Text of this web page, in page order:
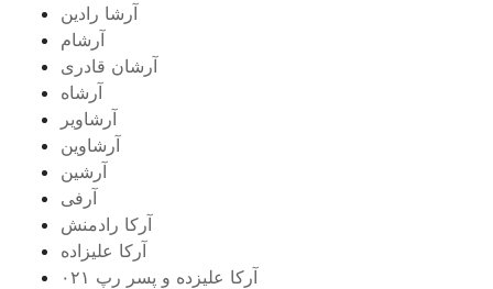
آرشا رادین
آرشام
آرشان قادری
آرشاه
آرشاویر
آرشاوین
آرشین
آرفی
آرکا رادمنش
آرکا علیزاده
آرکا علیزده و پسر رپ ۰۲۱